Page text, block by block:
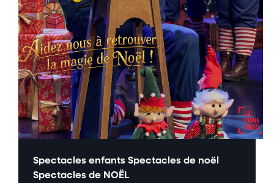
Spectacles enfants Spectacles de noël
Spectacles de NOËL